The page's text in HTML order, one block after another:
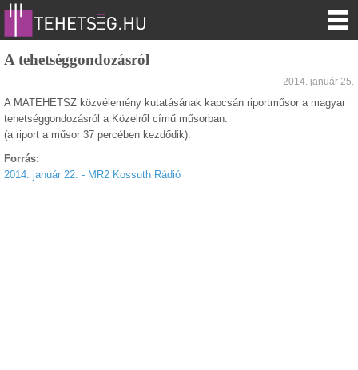
A tehetséggondozásról
2014. január 25.
A MATEHETSZ közvélemény kutatásának kapcsán riportműsor a magyar
tehetséggondozásról a Közelről című műsorban.
(a riport a műsor 37 percében kezdődik).
Forrás:
2014. január 22. - MR2 Kossuth Rádió